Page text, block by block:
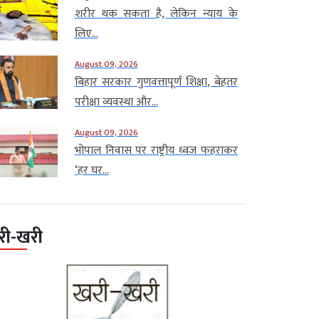
शरीर थक सकता है, लेकिन न्याय के
लिए...
August 09, 2026
बिहार सरकार गुणवत्तापूर्ण शिक्षा, बेहतर
परीक्षा व्यवस्था और...
August 09, 2026
भोपाल निवास पर राष्ट्रीय ध्वज फहराकर
‘हर घर...
खरी